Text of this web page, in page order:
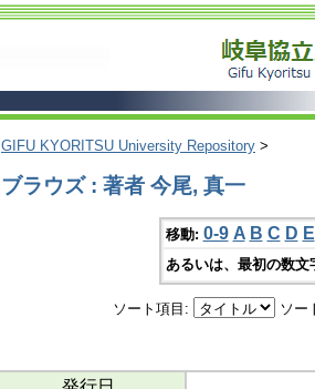
GIFU KYORITSU University Repository >
ブラウズ : 著者 今尾, 真一
移動: 0-9 A B C D E
あるいは、最初の数
ソート項目: ソー